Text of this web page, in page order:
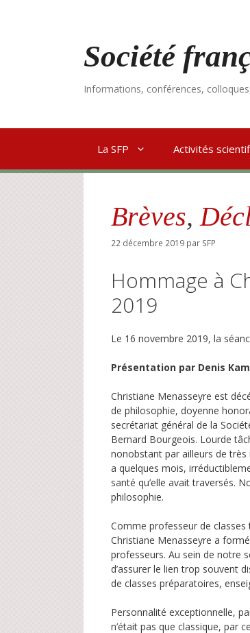
Société
Informations, conférences,
La SFP Activités
Brèves,
22 décembre 2019 par SFP
Hommage à
2019
Le 16 novembre 2019, la
Présentation par Denis
Christiane Menasseyre est
de philosophie, doyenne
secrétariat général de la
Bernard Bourgeois. Lourde
nonobstant par ailleurs de
a quelques mois,
santé qu’elle avait traversés.
philosophie.
Comme professeur de
Christiane Menasseyre a
professeurs. Au sein de notre
d’assurer le lien trop souvent
de classes préparatoires,
Personnalité exceptionnelle,
n’était pas que classique, par